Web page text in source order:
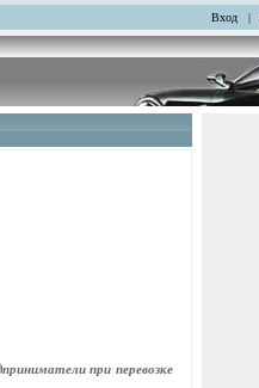
Вход |
при перевозке